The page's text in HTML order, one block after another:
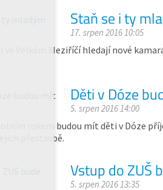
Staň se i ty
17. srpen 2016 10:05
ve Velkém Meziříčí hledají nové
Děti v Dóze
5. srpen 2016 14:00
rokem budou mít děti v Dóze
přestavbě.
Vstup do ZUŠ
5. srpen 2016 13:35